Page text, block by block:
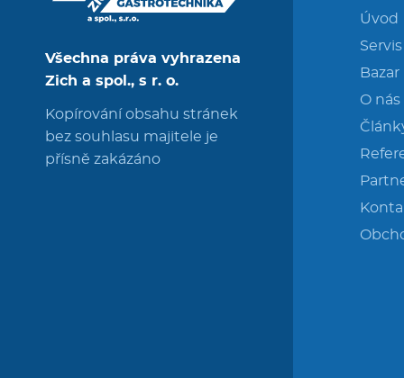
Všechna práva vyhrazena
Zich a spol., s r. o.
Kopírování obsahu stránek
bez souhlasu majitele je
přísně zakázáno
Úvod
Servis
Bazar
O nás